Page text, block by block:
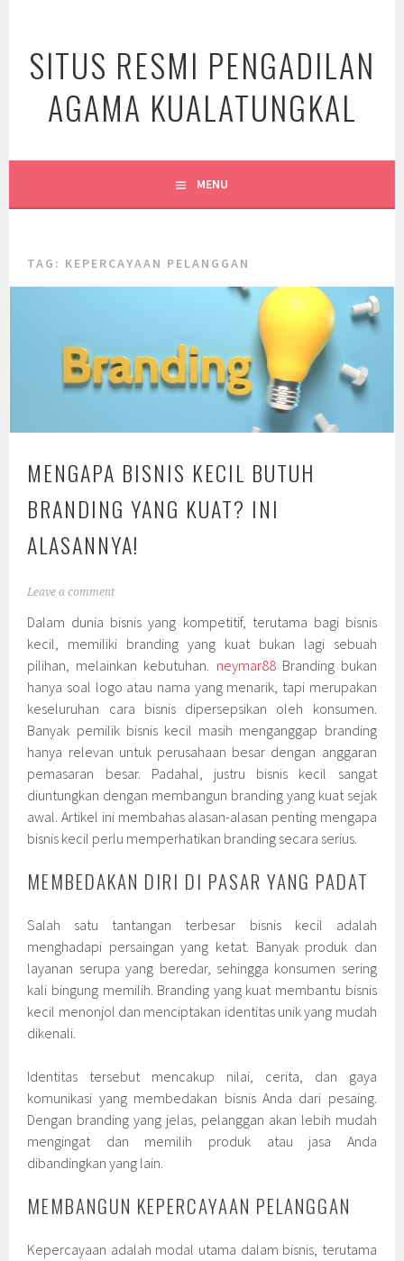
content
SITUS RESMI PENGADILAN
AGAMA KUALATUNGKAL
MENU
TAG: KEPERCAYAAN PELANGGAN
MENGAPA BISNIS KECIL BUTUH
BRANDING YANG KUAT? INI
ALASANNYA!
Leave a comment
Dalam dunia bisnis yang kompetitif, terutama bagi bisnis
kecil, memiliki branding yang kuat bukan lagi sebuah
pilihan, melainkan kebutuhan. neymar88Branding bukan
hanya soal logo atau nama yang menarik, tapi merupakan
keseluruhan cara bisnis dipersepsikan oleh konsumen.
Banyak pemilik bisnis kecil masih menganggap branding
hanya relevan untuk perusahaan besar dengan anggaran
pemasaran besar. Padahal, justru bisnis kecil sangat
diuntungkan dengan membangun branding yang kuat sejak
awal. Artikel ini membahas alasan-alasan penting mengapa
bisnis kecil perlu memperhatikan branding secara serius.
MEMBEDAKAN DIRI DI PASAR YANG PADAT
Salah satu tantangan terbesar bisnis kecil adalah
menghadapi persaingan yang ketat. Banyak produk dan
layanan serupa yang beredar, sehingga konsumen sering
kali bingung memilih. Branding yang kuat membantu bisnis
kecil menonjol dan menciptakan identitas unik yang mudah
dikenali.
Identitas tersebut mencakup nilai, cerita, dan gaya
komunikasi yang membedakan bisnis Anda dari pesaing.
Dengan branding yang jelas, pelanggan akan lebih mudah
mengingat dan memilih produk atau jasa Anda
dibandingkan yang lain.
MEMBANGUN KEPERCAYAAN PELANGGAN
Kepercayaan adalah modal utama dalam bisnis, terutama